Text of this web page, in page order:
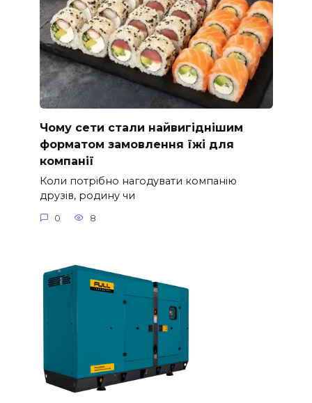
Чому сети стали найвигіднішим
форматом замовлення їжі для
компанії
Коли потрібно нагодувати компанію
друзів, родину чи
0 8